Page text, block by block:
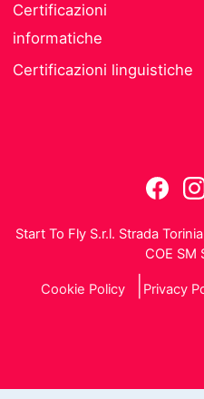
Certificazioni
informatiche
Certificazioni linguistiche
Start To Fly S.r.l. Strada
COE SM
Cookie Policy Privacy